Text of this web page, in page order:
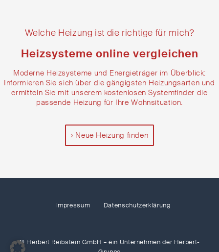
Welche Heizung ist die richtige für mich?
Heizsysteme online vergleichen
Moderne Heizsysteme und Energieträger im Überblick:
Informieren Sie sich über die gängigsten Heizungsarten und
ermitteln Sie mit unserem kostenlosen Systemfinder die
passende Heizung für Ihre Wohnsituation.
Neue Heizung finden
Impressum Datenschutzerklärung
© Herbert Reibstein GmbH – ein Unternehmen der Herbert-